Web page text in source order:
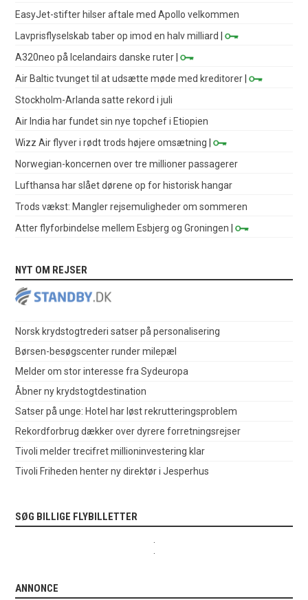
EasyJet-stifter hilser aftale med Apollo velkommen
Lavprisflyselskab taber op imod en halv milliard
|
A320neo på Icelandairs danske ruter |
Air Baltic tvunget til at udsætte møde med kreditorer |
Stockholm-Arlanda satte rekord i juli
Air India har fundet sin nye topchef i Etiopien
Wizz Air flyver i rødt trods højere omsætning |
Norwegian-koncernen over tre millioner passagerer
Lufthansa har slået dørene op for historisk hangar
Trods vækst: Mangler rejsemuligheder om sommeren
Atter flyforbindelse mellem Esbjerg og Groningen |
NYT OM REJSER
Norsk krydstogtrederi satser på personalisering
Børsen-besøgscenter runder milepæl
Melder om stor interesse fra Sydeuropa
Åbner ny krydstogtdestination
Satser på unge: Hotel har løst rekrutteringsproblem
Rekordforbrug dækker over dyrere forretningsrejser
Tivoli melder trecifret millioninvestering klar
Tivoli Friheden henter ny direktør i Jesperhus
SØG BILLIGE FLYBILLETTER
ANNONCE